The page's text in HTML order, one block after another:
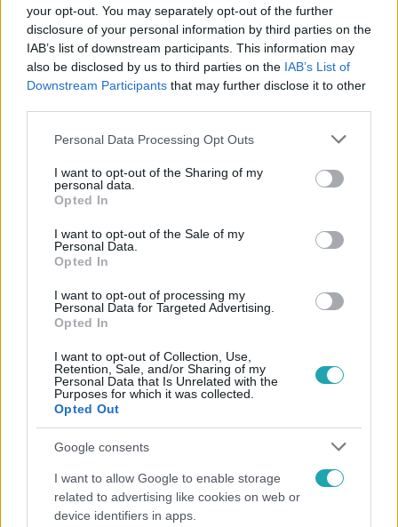
your opt-out. You may separately opt-out of the further
disclosure of your personal information by third parties on the
IAB’s list of downstream participants. This information may
also be disclosed by us to third parties on the IAB’s List of
Downstream Participants that may further disclose it to other
Please note that this website/app uses one or more Google
not limited to your visit or usage behaviour. You may click to
grant or deny consent to Google and its third-party tags to
use your data for below specified purposes in below Google
consent section.
Personal Data Processing Opt Outs
I want to opt-out of the Sharing of my
personal data.
Opted In
I want to opt-out of the Sale of my
Personal Data.
Opted In
I want to opt-out of processing my
Personal Data for Targeted Advertising.
Opted In
I want to opt-out of Collection, Use,
Retention, Sale, and/or Sharing of my
Personal Data that Is Unrelated with the
Purposes for which it was collected.
Opted Out
Google consents
I want to allow Google to enable storage
related to advertising like cookies on web or
device identifiers in apps.
#BALESET-BŰNÜGY # MENTŐK
KATASZTRÓFAVÉDELEM TŰZOLTÓK
Népszerű
Életmód